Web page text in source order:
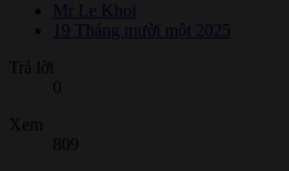
Mr Le Khoi
19 Tháng mười một 2025
Trả lời
0
Xem
809